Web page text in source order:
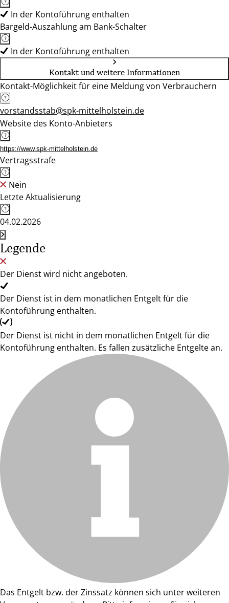
In der Kontoführung enthalten
Bargeld-Auszahlung am Bank-Schalter
In der Kontoführung enthalten
Kontakt und weitere Informationen
Kontakt-Möglichkeit für eine Meldung von Verbrauchern
vorstandsstab@spk-mittelholstein.de
Website des Konto-Anbieters
https://www.spk-mittelholstein.de
Vertragsstrafe
Nein
Letzte Aktualisierung
04.02.2026
Legende
Der Dienst wird nicht angeboten.
Der Dienst ist in dem monatlichen Entgelt für die
Kontoführung enthalten.
Der Dienst ist nicht in dem monatlichen Entgelt für die
Kontoführung enthalten. Es fallen zusätzliche Entgelte an.
Das Entgelt bzw. der Zinssatz können sich unter weiteren